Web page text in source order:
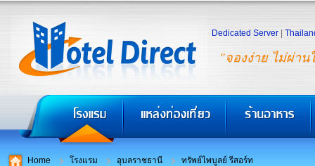
"จองง่าย ไม่ผ่าน
Dedicated Server
Home โรงแรม อุบลราชธานี ทรัพย์ไพบูลย์ รีสอร์ท